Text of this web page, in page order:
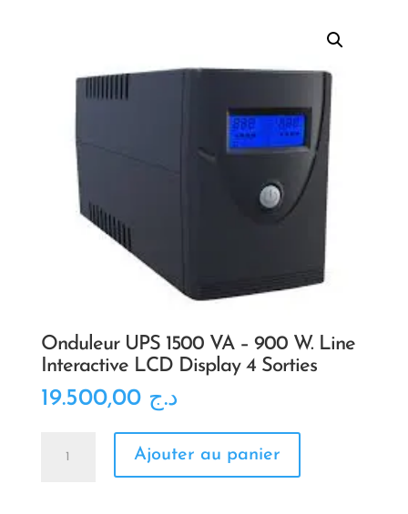
Onduleur UPS 1500 VA – 900 W. Line
Interactive LCD Display 4 Sorties
د.ج 19.500,00
Ajouter au panier